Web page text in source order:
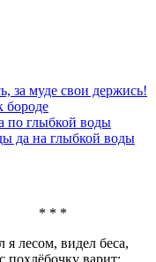
за муде свои держись!
бороде
по глыбкой воды
да на глыбкой воды
* * *
я лесом, видел беса,
похлёбочку варит: